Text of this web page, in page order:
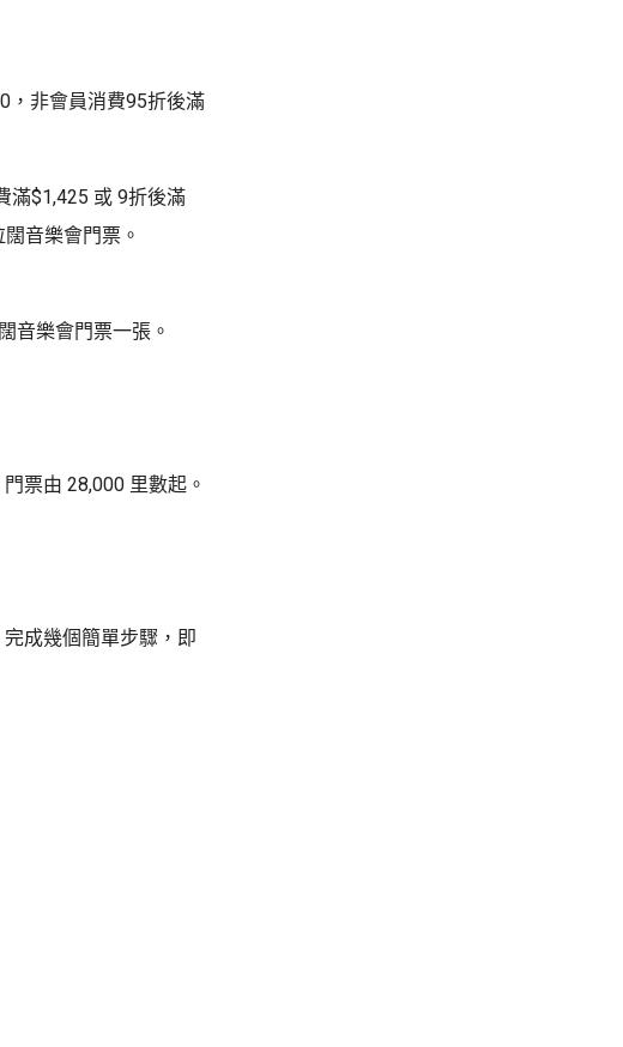
，非會員消費95折後滿
滿$1,425 或 9折後滿
音樂會門票。
音樂會門票一張。
票由 28,000 里數起。
成幾個簡單步驟，即